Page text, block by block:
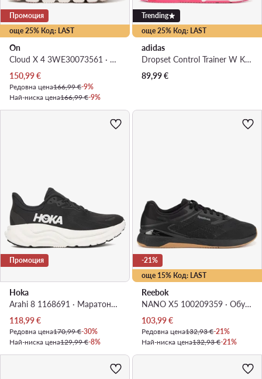
още 25% Код: LAST
Промоция
On
Cloud X 4 3WE30073561 · Обувки за фитнес зала
Актуална цена
150,99€
Редовна цена166,99 €-9%
Най-ниска цена166,99 €-9%
още 25% Код: LAST
Trending
adidas
Dropset Control Trainer W KJ4208 · Обувки за фитнес зала
89,99€
Промоция
Hoka
Arahi 8 1168691 · Маратонки за бягане
Актуална цена
118,99€
Редовна цена170,99 €-30%
Най-ниска цена129,99 €-8%
още 15% Код: LAST
-21%
Reebok
NANO X5 100209359 · Обувки за фитнес зала
Актуална цена
103,99€
Редовна цена132,93 €-21%
Най-ниска цена132,93 €-21%